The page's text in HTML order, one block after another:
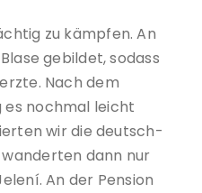
zu kämpfen. An
gebildet, sodass
Nach dem
es nochmal leicht
wir die deutsch-
dann nur
An der Pension